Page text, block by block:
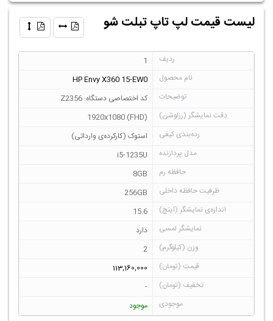
لیست قیمت لپ تاپ تبلت شو
1
HP Envy X360 15-EW0
کد اختصاصی دستگاه: Z2356
1920x1080 (FHD)
استوک (کارکرده‌ی وارداتی)
i5-1235U
8GB
256GB
15.6
دارد
2
113,160,000
-
موجود